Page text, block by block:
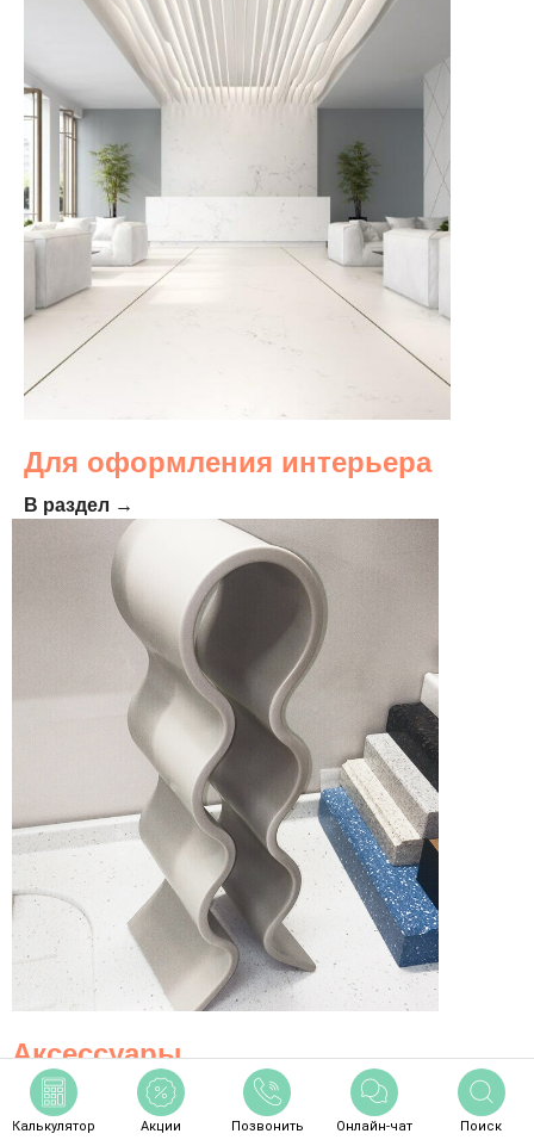
Калькулятор Акции Позвонить Онлайн-чат Поиск
Для оформления интерьера
В раздел →
Аксессуары
В раздел →